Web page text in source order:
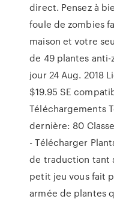
direct. Pensez à
foule de zombies
maison et votre
de 49 plantes anti-
jour 24 Aug. 2018
$19.95 SE
Téléchargements
dernière: 80
- Télécharger
de traduction tant
petit jeu vous fait
armée de plantes